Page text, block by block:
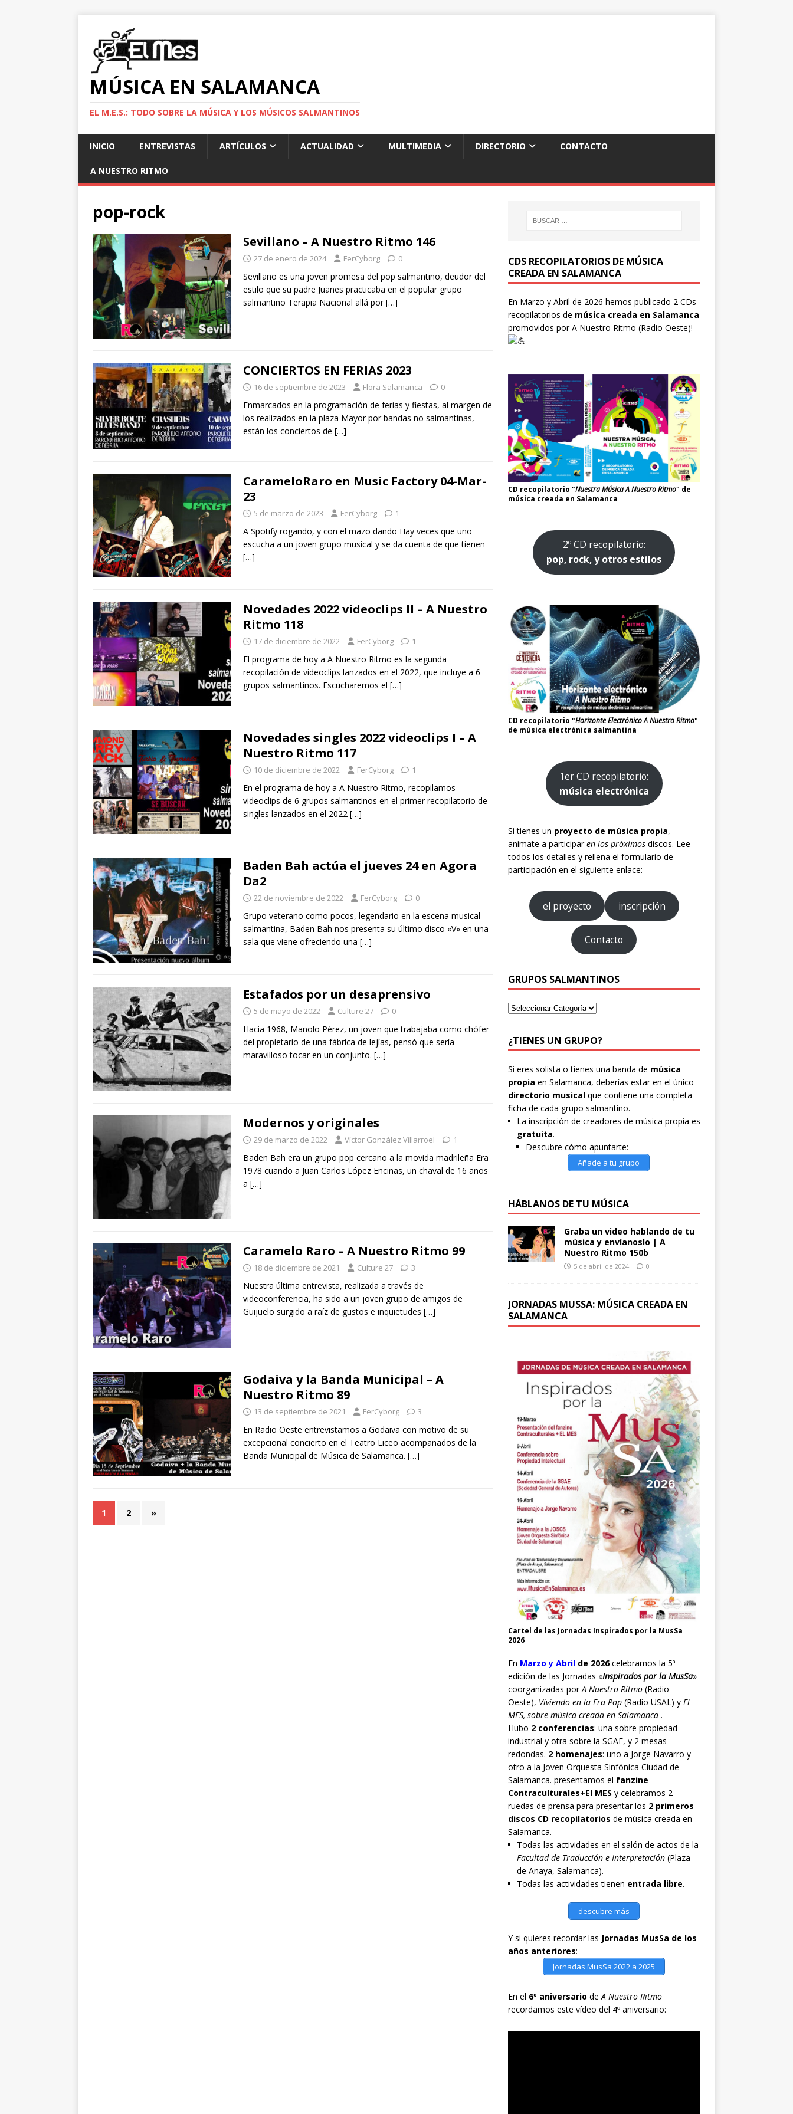
MÚSICA EN SALAMANCA
EL M.E.S.: TODO SOBRE LA MÚSICA Y LOS MÚSICOS SALMANTINOS
INICIO ENTREVISTAS ARTÍCULOS ACTUALIDAD MULTIMEDIA DIRECTORIO CONTACTO
A NUESTRO RITMO
pop-rock
Sevillano – A Nuestro Ritmo 146
27 de enero de 2024 FerCyborg 0
Sevillano es una joven promesa del pop salmantino, deudor del
estilo que su padre Juanes practicaba en el popular grupo
salmantino Terapia Nacional allá por[…]
CONCIERTOS EN FERIAS 2023
16 de septiembre de 2023 Flora Salamanca 0
Enmarcados en la programación de ferias y fiestas, al margen de
los realizados en la plaza Mayor por bandas no salmantinas,
están los conciertos de […]
CarameloRaro en Music Factory 04-Mar-
23
5 de marzo de 2023 FerCyborg 1
A Spotify rogando, y con el mazo dando Hay veces que uno
escucha a un joven grupo musical y se da cuenta de que tienen
[…]
Novedades 2022 videoclips II – A Nuestro
Ritmo 118
17 de diciembre de 2022 FerCyborg 1
El programa de hoy a A Nuestro Ritmo es la segunda
recopilación de videoclips lanzados en el 2022, que incluye a 6
grupos salmantinos. Escucharemos el […]
Novedades singles 2022 videoclips I – A
Nuestro Ritmo 117
10 de diciembre de 2022 FerCyborg 1
En el programa de hoy a A Nuestro Ritmo, recopilamos
videoclips de 6 grupos salmantinos en el primer recopilatorio de
singles lanzados en el 2022 […]
Baden Bah actúa el jueves 24 en Agora
Da2
22 de noviembre de 2022 FerCyborg 0
Grupo veterano como pocos, legendario en la escena musical
salmantina, Baden Bah nos presenta su último disco «V» en una
sala que viene ofreciendo una […]
Estafados por un desaprensivo
5 de mayo de 2022 Culture 27 0
Hacia 1968, Manolo Pérez, un joven que trabajaba como chófer
del propietario de una fábrica de lejías, pensó que sería
maravilloso tocar en un conjunto. […]
Modernos y originales
29 de marzo de 2022 Víctor González Villarroel 1
Baden Bah era un grupo pop cercano a la movida madrileña Era
1978 cuando a Juan Carlos López Encinas, un chaval de 16 años
a […]
Caramelo Raro – A Nuestro Ritmo 99
18 de diciembre de 2021 Culture 27 3
Nuestra última entrevista, realizada a través de
videoconferencia, ha sido a un joven grupo de amigos de
Guijuelo surgido a raíz de gustos e inquietudes […]
Godaiva y la Banda Municipal – A
Nuestro Ritmo 89
13 de septiembre de 2021 FerCyborg 3
En Radio Oeste entrevistamos a Godaiva con motivo de su
excepcional concierto en el Teatro Liceo acompañados de la
Banda Municipal de Música de Salamanca. […]
1 2 »
CDS RECOPILATORIOS DE MÚSICA
CREADA EN SALAMANCA
En Marzo y Abril de 2026 hemos publicado 2 CDs
recopilatorios de música creada en Salamanca
promovidos porA Nuestro Ritmo (Radio Oeste)!
CD recopilatorio "Nuestra Música A Nuestro Ritmo" de
música creada en Salamanca
2º CD recopilatorio:
pop, rock, y otros estilos
CD recopilatorio "Horizonte Electrónico A Nuestro Ritmo"
de música electrónica salmantina
1er CD recopilatorio:
música electrónica
Si tienes un proyecto de música propia,
anímate a participaren los próximosdiscos. Lee
todos los detalles y rellena el formulario de
participación en el siguiente enlace:
el proyecto inscripción
Contacto
GRUPOS SALMANTINOS
¿TIENES UN GRUPO?
Si eres solista o tienes una banda de música
propia en Salamanca, deberías estar en el único
directorio musicalque contiene una completa
ficha de cada grupo salmantino.
La inscripción de creadores de música propia es
gratuita.
Descubre cómo apuntarte:
Añade a tu grupo
HÁBLANOS DE TU MÚSICA
Graba un video hablando de tu
música y envíanoslo | A
Nuestro Ritmo 150b
5 de abril de 2024 0
JORNADAS MUSSA: MÚSICA CREADA EN
SALAMANCA
Cartel de las Jornadas Inspirados por la MusSa
2026
En Marzo y Abril de 2026celebramos la 5ª
edición de las Jornadas «Inspirados por la MusSa»
coorganizadas porA Nuestro Ritmo(Radio
Oeste), Viviendo en la Era Pop(Radio USAL) y El
MES, sobre música creada en Salamanca .
Hubo 2 conferencias: una sobre propiedad
industrial y otra sobre la SGAE, y 2 mesas
redondas. 2 homenajes: uno a Jorge Navarro y
otro a la Joven Orquesta Sinfónica Ciudad de
Salamanca. presentamos el fanzine
Contraculturales+El MES y celebramos 2
ruedas de prensa para presentar los 2 primeros
discos CD recopilatorios de música creada en
Salamanca.
Todas las actividades en el salón de actos de la
Facultad de Traducción e Interpretación(Plaza
de Anaya, Salamanca).
Todas las actividades tienen entrada libre.
descubre más
Y si quieres recordar las Jornadas MusSa de los
años anteriores:
Jornadas MusSa 2022 a 2025
En el 6º aniversario deA Nuestro Ritmo
recordamos este vídeo del 4º aniversario: